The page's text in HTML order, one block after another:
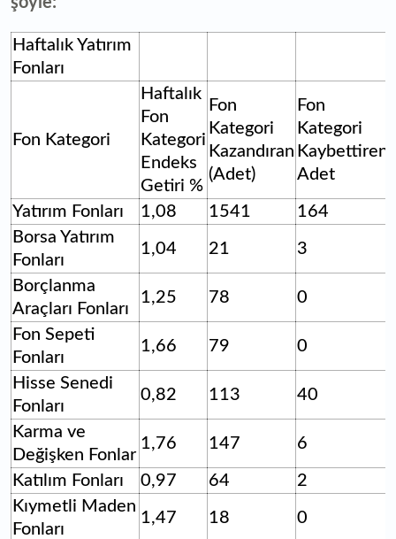
Haftalık Yatırım
Fonları
Fon Kategori
Haftalık
Fon
Kategori
Endeks
Getiri %
Fon
Kategori
Kazandıran
(Adet)
Fon
Kategori
Kaybettiren
Adet
Yatırım Fonları 1,08 1541
164
Borsa Yatırım
Fonları
1,04 21 3
Borçlanma
Araçları Fonları
1,25 78 0
Fon Sepeti
Fonları
1,66 79 0
Hisse Senedi
Fonları
0,82 113 40
Karma ve
Değişken Fonlar
1,76 147 6
Katılım Fonları 0,97 64
2
Kıymetli Maden
Fonları
1,47 18 0